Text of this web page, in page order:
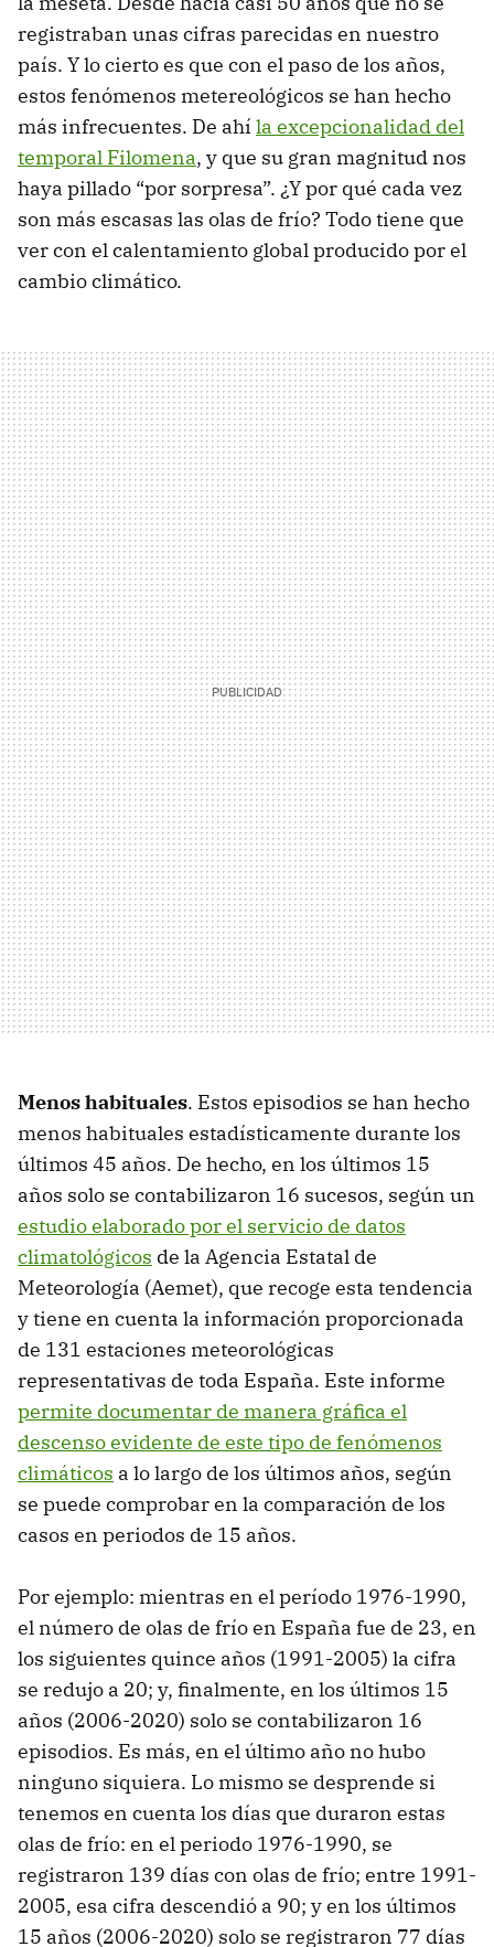
registraban unas cifras parecidas en nuestro
país. Y lo cierto es que con el paso de los años,
estos fenómenos metereológicos se han hecho
más infrecuentes. De ahí la excepcionalidad del
temporal Filomena, y que su gran magnitud nos
haya pillado “por sorpresa”. ¿Y por qué cada vez
son más escasas las olas de frío? Todo tiene que
ver con el calentamiento global producido por el
cambio climático.
Menos habituales. Estos episodios se han hecho
menos habituales estadísticamente durante los
últimos 45 años. De hecho, en los últimos 15
años solo se contabilizaron 16 sucesos, según un
estudio elaborado por el servicio de datos
climatológicos de la Agencia Estatal de
Meteorología (Aemet), que recoge esta tendencia
y tiene en cuenta la información proporcionada
de 131 estaciones meteorológicas
representativas de toda España. Este informe
permite documentar de manera gráfica el
descenso evidente de este tipo de fenómenos
climáticos a lo largo de los últimos años, según
se puede comprobar en la comparación de los
casos en periodos de 15 años.
Por ejemplo: mientras en el período 1976-1990,
el número de olas de frío en España fue de 23, en
los siguientes quince años (1991-2005) la cifra
se redujo a 20; y, finalmente, en los últimos 15
años (2006-2020) solo se contabilizaron 16
episodios. Es más, en el último año no hubo
ninguno siquiera. Lo mismo se desprende si
tenemos en cuenta los días que duraron estas
olas de frío: en el periodo 1976-1990, se
registraron 139 días con olas de frío; entre 1991-
2005, esa cifra descendió a 90; y en los últimos
15 años (2006-2020) solo se registraron 77 días